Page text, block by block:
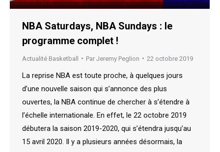
NBA Saturdays, NBA Sundays : le
programme complet !
Actualité Basketball Par Jeremy Peglion 22 octobre 2019
La reprise NBA est toute proche, à quelques jours
d’une nouvelle saison qui s’annonce des plus
ouvertes, la NBA continue de chercher à s’étendre à
l’échelle internationale. En effet, le 22 octobre 2019
débutera la saison 2019-2020, qui s’étendra jusqu’au
15 avril 2020. Il y a plusieurs années désormais, la